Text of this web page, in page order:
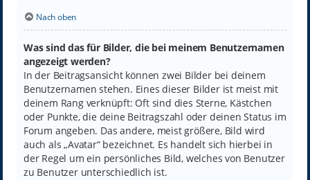
Nach oben
Was sind das für Bilder, die bei meinem Benutzernamen
angezeigt werden?
In der Beitragsansicht können zwei Bilder bei deinem
Benutzernamen stehen. Eines dieser Bilder ist meist mit
deinem Rang verknüpft: Oft sind dies Sterne, Kästchen
oder Punkte, die deine Beitragszahl oder deinen Status im
Forum angeben. Das andere, meist größere, Bild wird
auch als „Avatar“ bezeichnet. Es handelt sich hierbei in
der Regel um ein persönliches Bild, welches von Benutzer
zu Benutzer unterschiedlich ist.